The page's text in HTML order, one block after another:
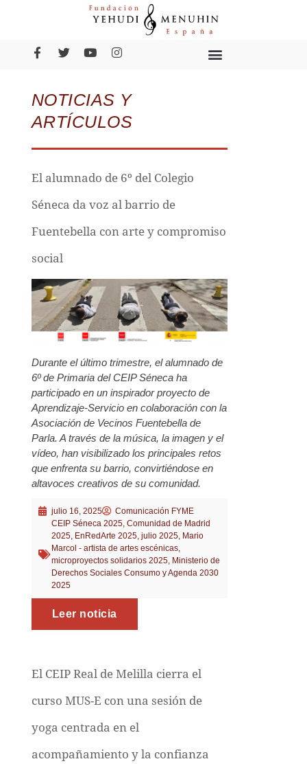
NOTICIAS Y
ARTÍCULOS
El alumnado de 6º del Colegio
Séneca da voz al barrio de
Fuentebella con arte y compromiso
social
Durante el último trimestre, el alumnado de
6º de Primaria del CEIP Séneca ha
participado en un inspirador proyecto de
Aprendizaje-Servicio en colaboración con la
Asociación de Vecinos Fuentebella de
Parla. A través de la música, la imagen y el
vídeo, han visibilizado los principales retos
que enfrenta su barrio, convirtiéndose en
altavoces creativos de su comunidad.
julio 16, 2025
Comunicación FYME
CEIP Séneca 2025, Comunidad de Madrid
2025, EnRedArte 2025, julio 2025, Mario
Marcol - artista de artes escénicas,
microproyectos solidarios 2025, Ministerio de
Derechos Sociales Consumo y Agenda 2030
2025
Leer noticia
El CEIP Real de Melilla cierra el
curso MUS-E con una sesión de
yoga centrada en el
acompañamiento y la confianza